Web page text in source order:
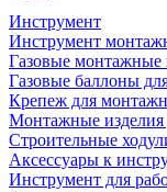
Инструмент
Инструмент
Газовые монтажные
Газовые баллоны
Крепеж для
Монтажные изделия
Строительные
Аксессуары к
Инструмент для